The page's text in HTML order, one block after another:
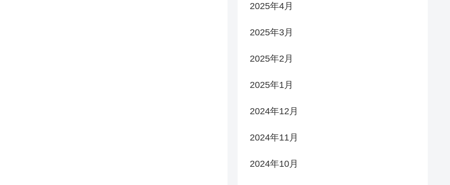
2025年4月
2025年3月
2025年2月
2025年1月
2024年12月
2024年11月
2024年10月